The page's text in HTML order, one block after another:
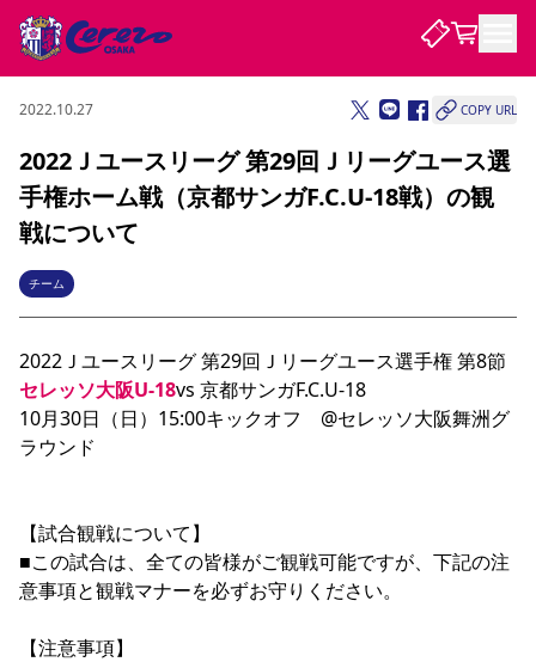
試合・チーム
試合について
試合日程 / 結果
チームについて
ハナサカプレーヤー 歴代所属選手
観戦する
チケット
チケット情報 販売スケジュール 価格・席種 購入方法
特定興行入場券
譲渡サービス リセールサービス
観戦ガイド
初めて観戦ガイド
YANMAR HANASAKA STADIUM
DAZNで観戦
DAZNで観戦
クラブを知る
セレッソ大阪について
クラブ紹介 沿革 シーズン記録 求人情報
サポートする
Lise（ライセンスビジネス）
サステナビリティ
活動レポート
ファンクラブ
ファンクラブ
ニュース
ニュース
すべて チーム グッズ チケット イベント ファンクラブ
ホームタウン パートナー スポーツクラブ メディア
レディース
アカデミー
2022.10.27 COPY URL
2022Ｊユースリーグ 第29回Ｊリーグユース選
手権ホーム戦（京都サンガF.C.U-18戦）の観
戦について
チーム
2022Ｊユースリーグ 第29回Ｊリーグユース選手権 第8節
セレッソ大阪U-18vs 京都サンガF.C.U-18
10月30日（日）15:00キックオフ　@セレッソ大阪舞洲グ
ラウンド
【試合観戦について】
■この試合は、全ての皆様がご観戦可能ですが、下記の注
意事項と観戦マナーを必ずお守りください。
【注意事項】